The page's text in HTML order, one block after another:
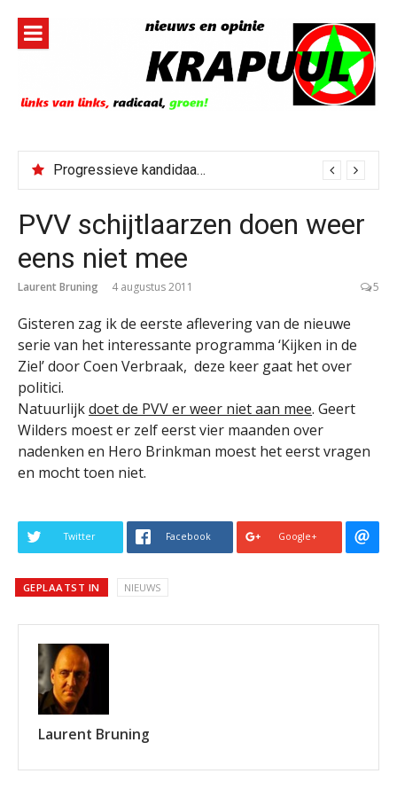
inhoud
Progressieve kandidaat El-Sayed senaatskandidaat Michigan
PVV schijtlaarzen doen weer
eens niet mee
Laurent Bruning 4 augustus 2011 5
Gisteren zag ik de eerste aflevering van de nieuwe
serie van het interessante programma ‘Kijken in de
Ziel’ door Coen Verbraak, deze keer gaat het over
politici.
Natuurlijkdoet de PVV er weer niet aan mee. Geert
Wilders moest er zelf eerst vier maanden over
nadenken en Hero Brinkman moest het eerst vragen
en mocht toen niet.
Twitter Facebook Google+
GEPLAATST IN NIEUWS
Laurent Bruning